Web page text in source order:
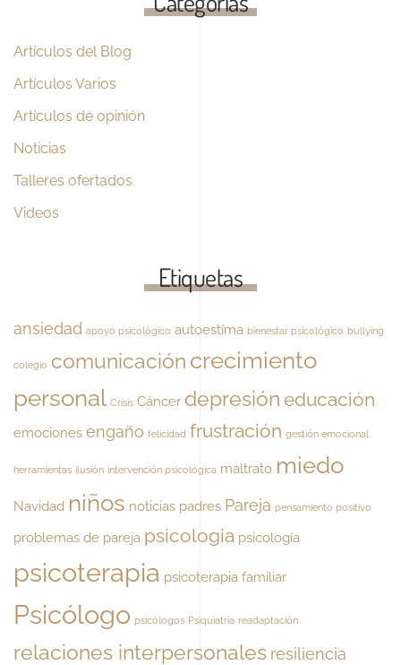
Artículos del Blog
Artículos Varios
Artículos de opinión
Noticias
Talleres ofertados
Videos
Etiquetas
ansiedad apoyo psicológico autoestíma bienestar psicológico bullying
colegio comunicación crecimiento
personal Crisis Cáncer depresión educación
emociones engaño felicidad frustración gestión emocional
herramientas ilusión intervención psicológica maltrato miedo
Navidad niños noticias padres Pareja pensamiento positivo
problemas de pareja psicologia psicología
psicoterapia psicoterapia familiar
Psicólogo psicólogos Psiquiatría readaptación
relaciones interpersonales resiliencia